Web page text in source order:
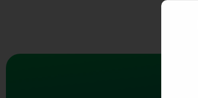
билайн